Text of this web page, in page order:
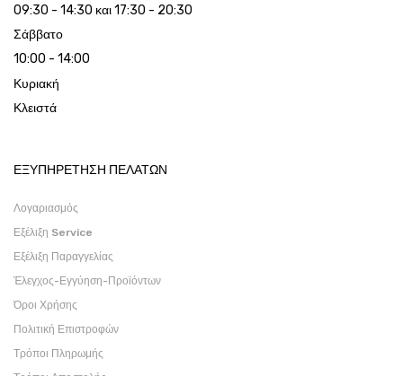
09:30 - 14:30 και 17:30 - 20:30
Σάββατο
10:00 - 14:00
Κυριακή
Κλειστά
ΕΞΥΠΗΡΕΤΗΣΗ ΠΕΛΑΤΩΝ
Λογαριασμός
Εξέλιξη Service
Εξέλιξη Παραγγελίας
Έλεγχος-Εγγύηση-Προϊόντων
Όροι Χρήσης
Πολιτική Επιστροφών
Τρόποι Πληρωμής